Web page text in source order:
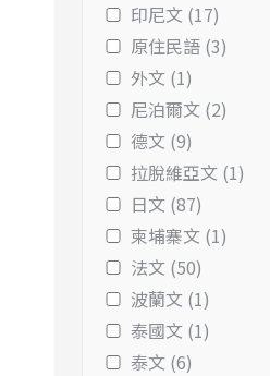
印尼文 (17)
原住民語 (3)
外文 (1)
尼泊爾文 (2)
德文 (9)
拉脫維亞文 (1)
日文 (87)
柬埔寨文 (1)
法文 (50)
波蘭文 (1)
泰國文 (1)
泰文 (6)